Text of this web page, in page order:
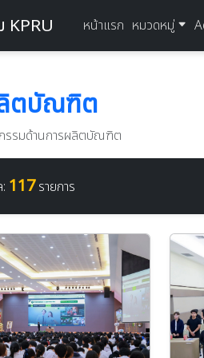
KPRU หน้าแรก หมวดหมู่
ตบัณฑิต
รรมด้านการผลิตบัณฑิต
117 รายการ